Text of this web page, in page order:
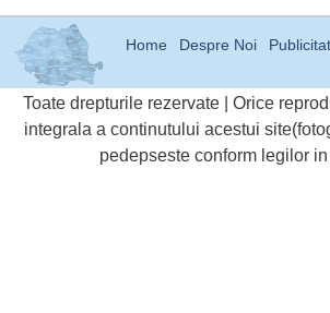
Home Despre Noi
Toate drepturile rezervate | Orice
integrala a continutului acestui
pedepseste conform legilor